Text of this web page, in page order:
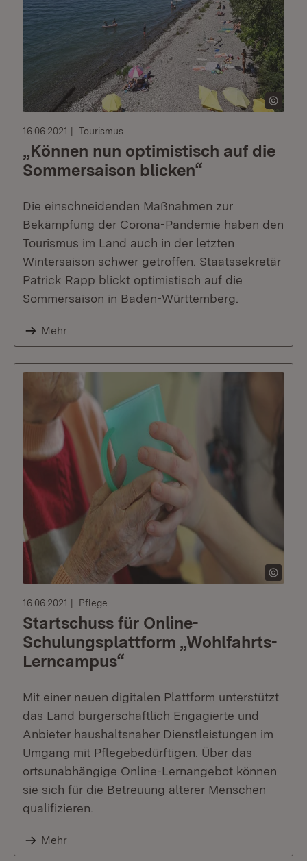
16.06.2021 Tourismus
„Können nun optimistisch auf die
Sommersaison blicken“
Die einschneidenden Maßnahmen zur
Bekämpfung der Corona-Pandemie haben den
Tourismus im Land auch in der letzten
Wintersaison schwer getroffen. Staatssekretär
Patrick Rapp blickt optimistisch auf die
Sommersaison in Baden-Württemberg.
Mehr
16.06.2021 Pflege
Startschuss für Online-
Schulungsplattform „Wohlfahrts-
Lerncampus“
Mit einer neuen digitalen Plattform unterstützt
das Land bürgerschaftlich Engagierte und
Anbieter haushaltsnaher Dienstleistungen im
Umgang mit Pflegebedürftigen. Über das
ortsunabhängige Online-Lernangebot können
sie sich für die Betreuung älterer Menschen
qualifizieren.
Mehr